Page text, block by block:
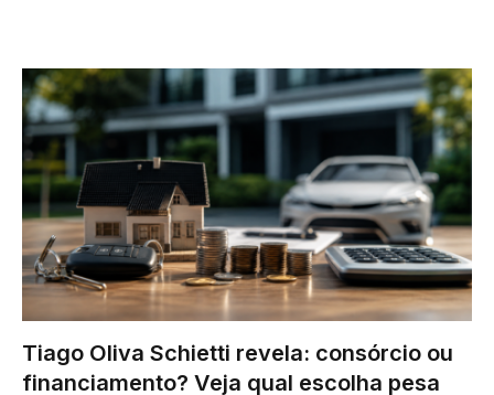
Tiago Oliva Schietti revela: consórcio ou
financiamento? Veja qual escolha pesa